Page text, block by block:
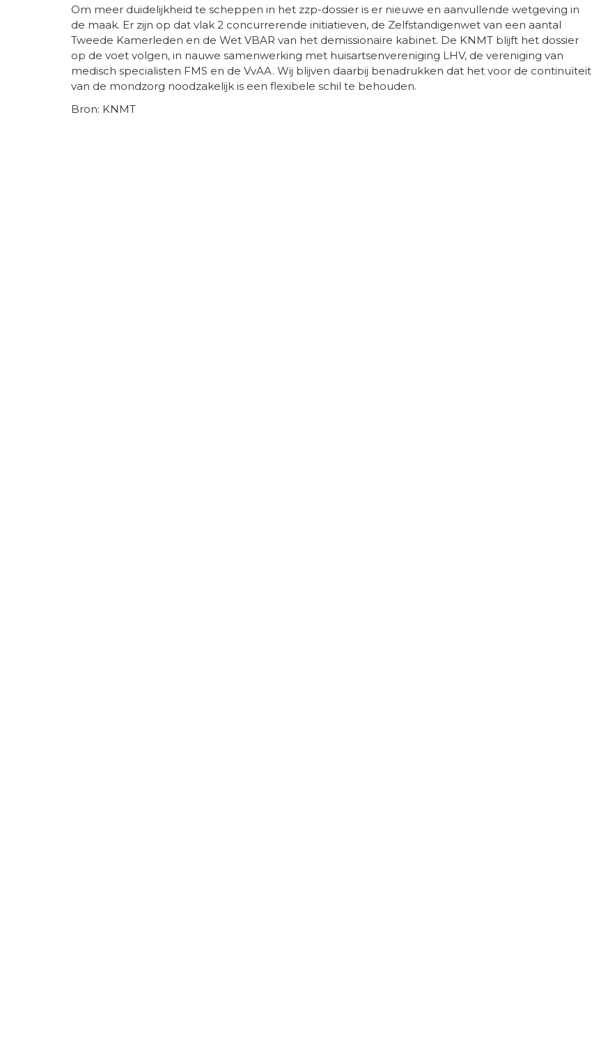
Om meer duidelijkheid te scheppen in het zzp-dossier is er nieuwe en aanvullende wetgeving in
de maak. Er zijn op dat vlak 2 concurrerende initiatieven, de Zelfstandigenwet van een aantal
Tweede Kamerleden en de Wet VBAR van het demissionaire kabinet. De KNMT blijft het dossier
op de voet volgen, in nauwe samenwerking met huisartsenvereniging LHV, de vereniging van
medisch specialisten FMS en de VvAA. Wij blijven daarbij benadrukken dat het voor de continuïteit
van de mondzorg noodzakelijk is een flexibele schil te behouden.
Bron: KNMT